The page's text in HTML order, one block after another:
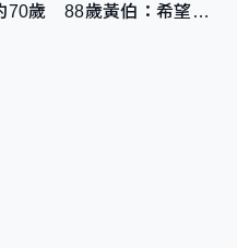
70歲 88歲黃伯：希望一